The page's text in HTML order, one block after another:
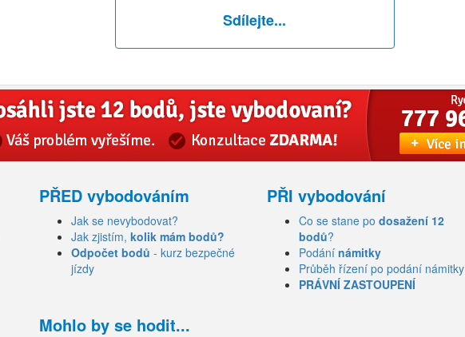
Sdílejte...
PŘED vybodováním
Jak se nevybodovat?
Jak zjistím, kolik mám bodů?
Odpočet bodů - kurz bezpečné
jízdy
PŘI vybodování
Co se stane po dosažení 12
bodů?
Podání námitky
Průběh řízení po podání námitky
PRÁVNÍ ZASTOUPENÍ
Mohlo by se hodit...